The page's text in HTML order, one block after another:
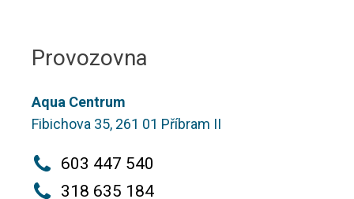
Provozovna
Aqua Centrum
Fibichova 35, 261 01 Příbram II
603 447 540
318 635 184